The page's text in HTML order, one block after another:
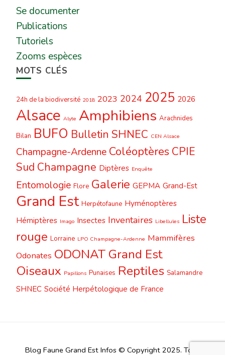
Se documenter
Publications
Tutoriels
Zooms espèces
MOTS CLÉS
24h de la biodiversité 2018 2023 2024 2025 2026
Alsace Alyte Amphibiens Arachnides
Bilan BUFO Bulletin SHNEC CEN Alsace
Champagne-Ardenne Coléoptères CPIE
Sud Champagne Diptères Enquête
Entomologie Flore Galerie GEPMA Grand-Est
Grand Est Herpétofaune Hyménoptères
Hémiptères Imago Insectes Inventaires Libellules Liste
rouge Lorraine LPO Champagne-Ardenne Mammifères
Odonates ODONAT Grand Est
Oiseaux Papillons Punaises Reptiles Salamandre
SHNEC Société Herpétologique de France
Blog Faune Grand Est Infos © Copyright 2025. Tous